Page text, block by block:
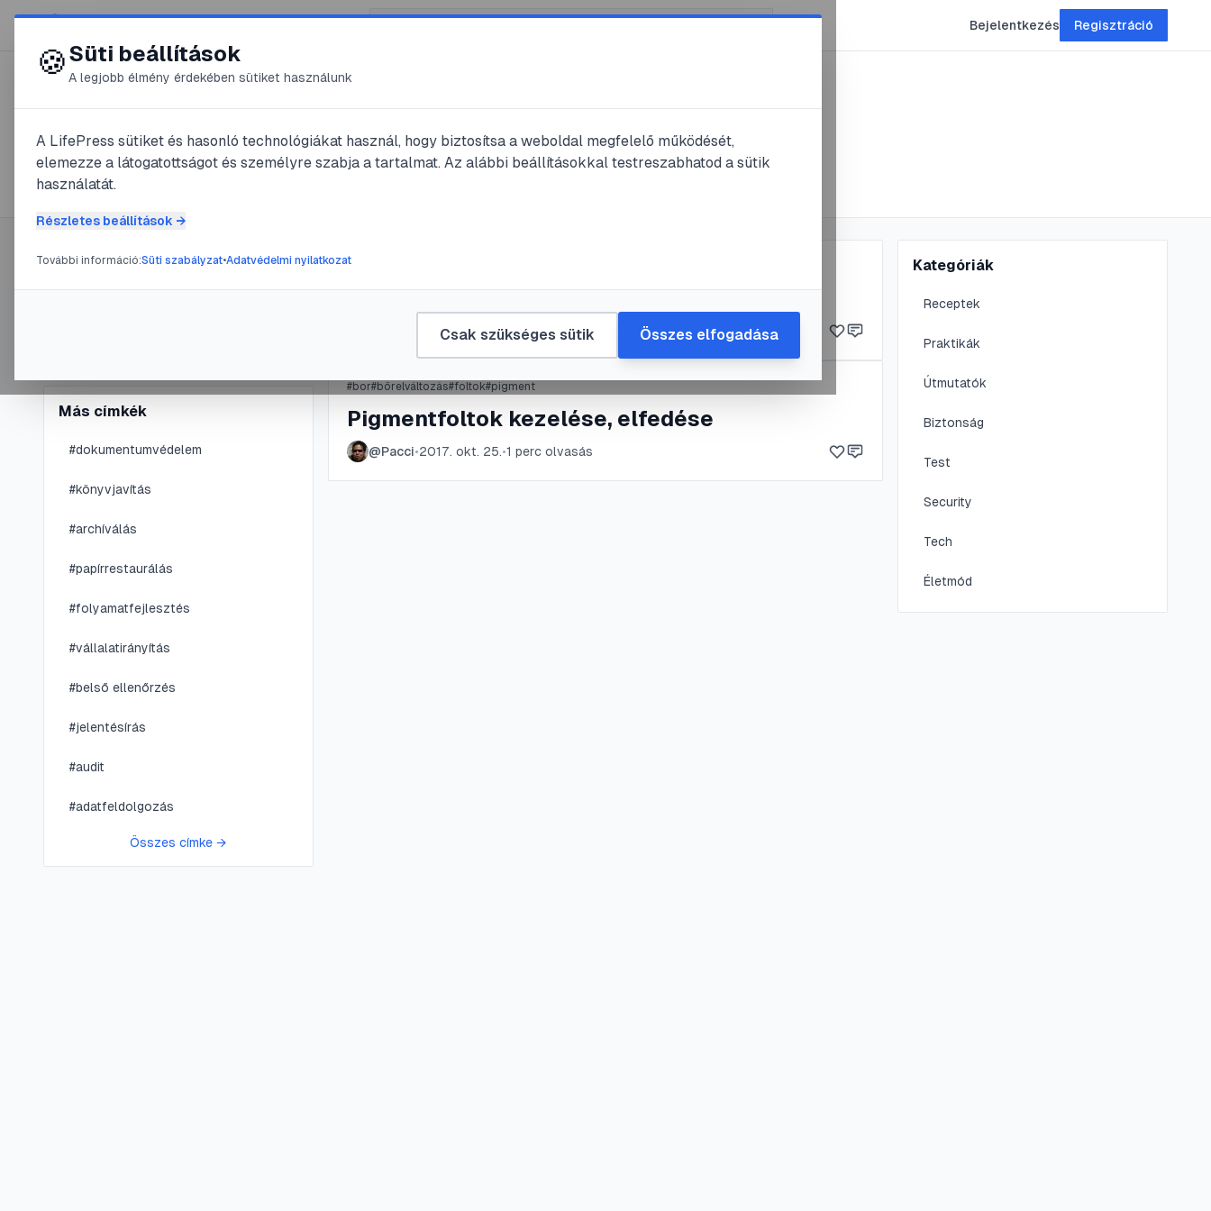
😍 LifePress Bejelentkezés Regisztráció
🏷️#pigment
2cikk található ezzel a címkével
Címke információ
Más címkék
#dokumentumvédelem
#könyvjavítás
#archíválás
#papírrestaurálás
#folyamatfejlesztés
#vállalatirányítás
#belső ellenőrzés
#jelentésírás
#audit
#adatfeldolgozás
Összes címke →
#
2021. ápr. 8.•1perc olvasás
#bor#bőrelváltozás#foltok#pigment
Pigmentfoltok kezelése, elfedése
@Pacci•2017. okt. 25.•1 perc olvasás
Kategóriák
Receptek
Praktikák
Útmutatók
Biztonság
Test
Security
Tech
Életmód
🍪Süti beállítások
A legjobb élmény érdekében sütiket használunk
A LifePress sütiket és hasonló technológiákat használ, hogy biztosítsa a weboldal megfelelő működését,
elemezze a látogatottságot és személyre szabja a tartalmat. Az alábbi beállításokkal testreszabhatod a sütik
használatát.
Részletes beállítások →
További információ:Süti szabályzat•Adatvédelmi nyilatkozat
Csak szükséges sütik Összes elfogadása